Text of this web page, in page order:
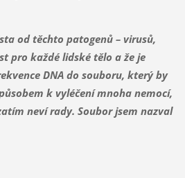
od těchto patogenů – virusů,
pro každé lidské tělo a že je
DNA do souboru, který by
k vyléčení mnoha nemocí,
neví rady. Soubor jsem nazval